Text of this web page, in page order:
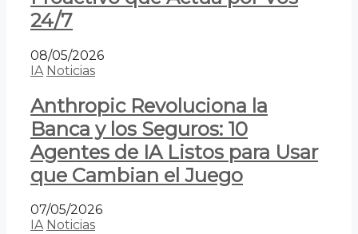
24/7
08/05/2026
IA Noticias
Anthropic Revoluciona la
Banca y los Seguros: 10
Agentes de IA Listos para Usar
que Cambian el Juego
07/05/2026
IA Noticias